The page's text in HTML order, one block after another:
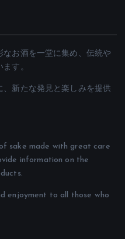
なお酒を一堂に集め、伝統や
す。
、新たな発見と楽しみを提供
sake made with great care
information on the
enjoyment to all those who